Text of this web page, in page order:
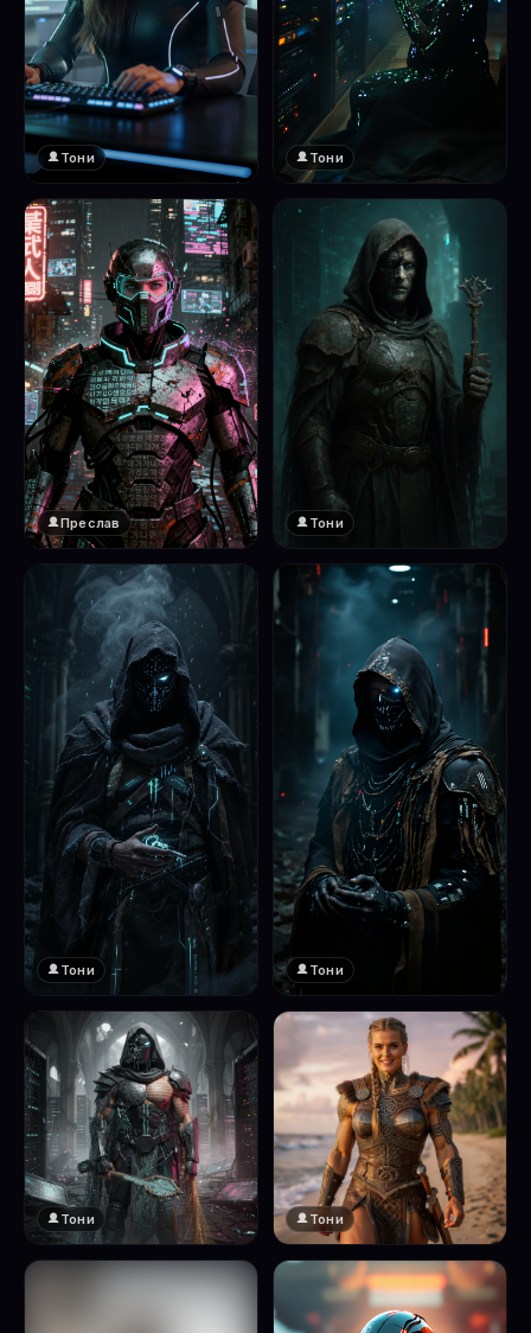
1
Тони
❤️
Тони
❤️
Преслав Тони
Тони Тони
Тони Тони